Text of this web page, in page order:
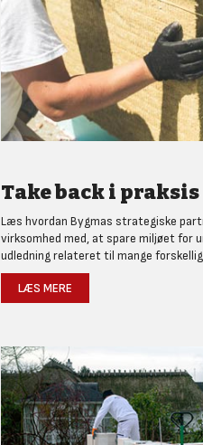
Take back i praksis
Læs hvordan Bygmas strategiske
virksomhed med, at spare miljøet for
udledning relateret til mange
LÆS MERE